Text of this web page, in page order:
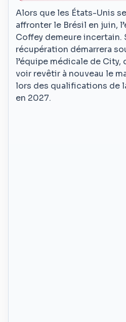
Alors que les États-Unis
affronter le Brésil en juin,
Coffey demeure incertain.
récupération démarrera
l’équipe médicale de City,
voir revêtir à nouveau le
lors des qualifications de
en 2027.